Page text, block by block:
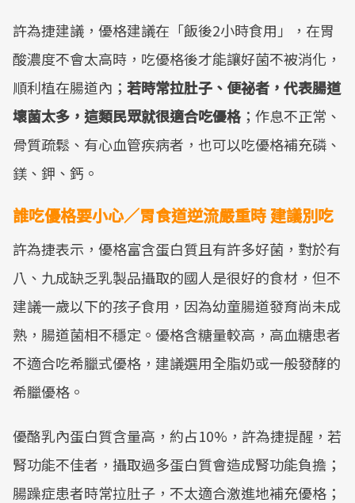
許為捷建議，優格建議在「飯後2小時食用」，在胃
酸濃度不會太高時，吃優格後才能讓好菌不被消化，
順利植在腸道內； 若時常拉肚子、便祕者，代表腸道
壞菌太多，這類民眾就很適合吃優格；作息不正常、
骨質疏鬆、有心血管疾病者，也可以吃優格補充磷、
鎂、鉀、鈣。
誰吃優格要小心／胃食道逆流嚴重時 建議別吃
許為捷表示，優格富含蛋白質且有許多好菌，對於有
八、九成缺乏乳製品攝取的國人是很好的食材，但不
建議一歲以下的孩子食用，因為幼童腸道發育尚未成
熟，腸道菌相不穩定。優格含糖量較高，高血糖患者
不適合吃希臘式優格，建議選用全脂奶或一般發酵的
希臘優格。
優酪乳內蛋白質含量高，約占10%，許為捷提醒，若
腎功能不佳者，攝取過多蛋白質會造成腎功能負擔；
腸躁症患者時常拉肚子，不太適合激進地補充優格；